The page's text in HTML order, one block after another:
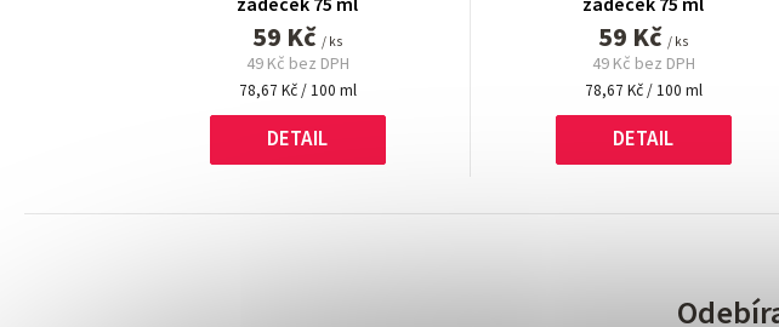
59 Kč / ks
49 Kč bez DPH
Měrná
cena:
78,67 Kč / 100 ml
DETAIL
59 Kč / ks
49 Kč bez DPH
Měrná
cena:
78,67 Kč / 100 ml
DETAIL